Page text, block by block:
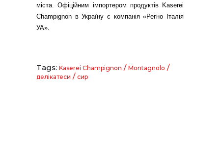
міста. Офіційним імпортером продуктів Kaserei
Champignon в Україну є компанія «Регно Італія
УА».
Tags: Kaserei Champignon / Montagnolo /
делікатеси / сир